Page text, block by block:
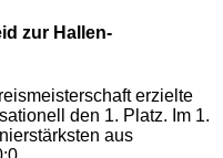
zur Hallen-
erzielte
den 1. Platz. Im 1.
aus